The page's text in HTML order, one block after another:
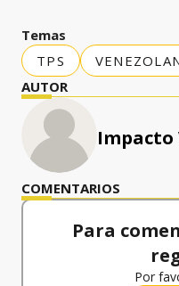
Temas
TPS
AUTOR
Impacto
COMENTARIOS
Para
Por